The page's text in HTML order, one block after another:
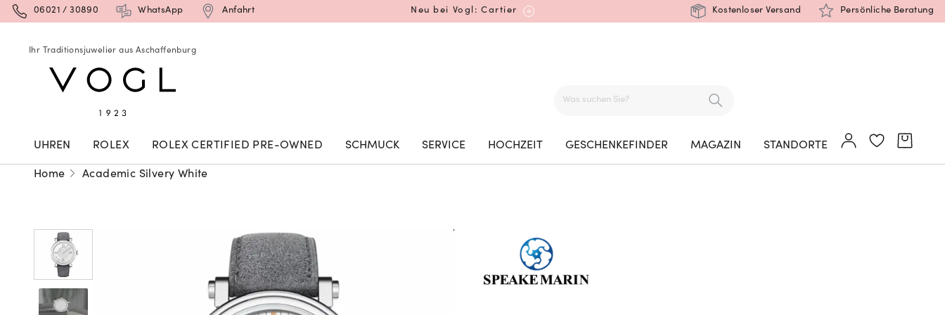
06021 / 30890 WhatsApp Anfahrt Neu bei Vogl: Cartier
Mehr erfahren: Ikonische Uhren von Cartier
Neu bei Vogl: Uhren von Grand Seiko
Kostenloser Versand Persönliche Beratung
Ihr Traditionsjuwelier aus Aschaffenburg
UHREN ROLEX ROLEX CERTIFIED PRE-OWNED SCHMUCK SERVICE HOCHZEIT GESCHENKEFINDER MAGAZIN STANDORTE
Home Academic Silvery White